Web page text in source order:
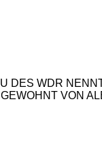
DES WDR
VON